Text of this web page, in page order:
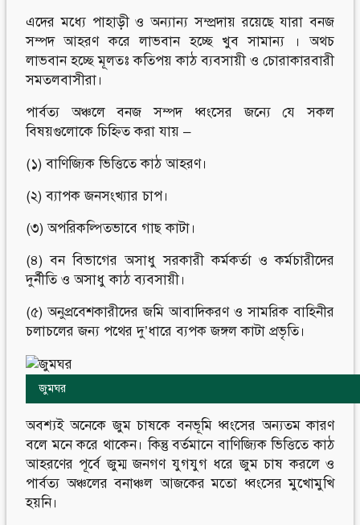
এদের মধ্যে পাহাড়ী ও অন্যান্য সম্প্রদায় রয়েছে যারা বনজ
সম্পদ আহরণ করে লাভবান হচ্ছে খুব সামান্য । অথচ
লাভবান হচ্ছে মূলতঃ কতিপয় কাঠ ব্যবসায়ী ও চোরাকারবারী
সমতলবাসীরা।
পার্বত্য অঞ্চলে বনজ সম্পদ ধ্বংসের জন্যে যে সকল
বিষয়গুলোকে চিহ্নিত করা যায় –
(১) বাণিজ্যিক ভিত্তিতে কাঠ আহরণ।
(২) ব্যাপক জনসংখ্যার চাপ।
(৩) অপরিকল্পিতভাবে গাছ কাটা।
(৪) বন বিভাগের অসাধু সরকারী কর্মকর্তা ও কর্মচারীদের
দুর্নীতি ও অসাধু কাঠ ব্যবসায়ী।
(৫) অনুপ্রবেশকারীদের জমি আবাদিকরণ ও সামরিক বাহিনীর
চলাচলের জন্য পথের দু’ধারে ব্যপক জঙ্গল কাটা প্রভৃতি।
জুমঘর
অবশ্যই অনেকে জুম চাষকে বনভূমি ধ্বংসের অন্যতম কারণ
বলে মনে করে থাকেন। কিন্তু বর্তমানে বাণিজ্যিক ভিত্তিতে কাঠ
আহরণের পূর্বে জুম্ম জনগণ যুগযুগ ধরে জুম চাষ করলে ও
পার্বত্য অঞ্চলের বনাঞ্চল আজকের মতো ধ্বংসের মুখোমুখি
হয়নি।